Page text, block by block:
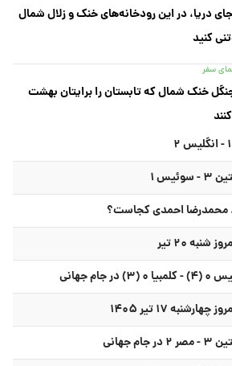
دریا، در این رودخانه‌های خنک و زلال شمال
کنید
سفر
جنگل خنک شمال که تابستان را برایتان بهشت
۱
محمدرضا احمدی کجاست؟
۲۰ تیر
جهانی
۱۷ تیر ۱۴۰۵
جهانی